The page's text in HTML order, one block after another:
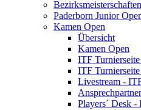
Bezirksmeisterschaften
Paderborn Junior
Kamen Open
Übersicht
Kamen Open
ITF
ITF
Livestream -
Players´ Desk -